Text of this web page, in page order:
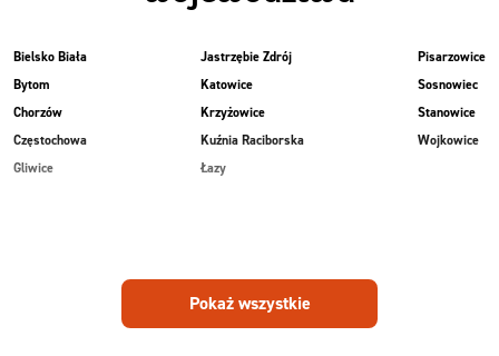
Bielsko Biała
Bytom
Chorzów
Częstochowa
Gliwice
Jastrzębie Zdrój
Katowice
Krzyżowice
Kuźnia Raciborska
Łazy
Pisarzowice
Sosnowiec
Stanowice
Wojkowice
Pokaż wszystkie